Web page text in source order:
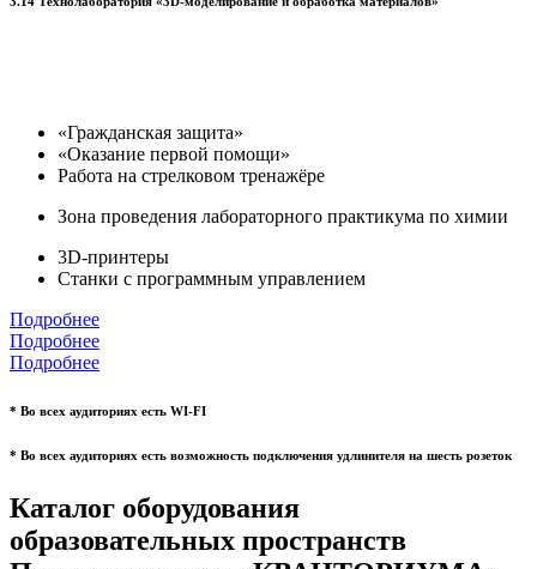
«Гражданская защита»
«Оказание первой помощи»
Работа на стрелковом тренажёре
Зона проведения лабораторного практикума по химии
3D-принтеры
Станки с программным управлением
Подробнее
Подробнее
Подробнее
* Во всех аудиториях есть WI-FI
* Во всех аудиториях есть возможность подключения удлинителя на шесть розеток
Каталог оборудования
образовательных пространств